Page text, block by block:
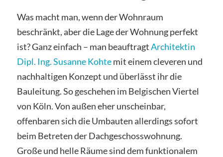
Was macht man, wenn der Wohnraum
beschränkt, aber die Lage der Wohnung perfekt
ist? Ganz einfach – man beauftragtArchitektin
Dipl. Ing. Susanne Kohtemit einem cleveren und
nachhaltigen Konzept und überlässt ihr die
Bauleitung. So geschehen im Belgischen Viertel
von Köln. Von außen eher unscheinbar,
offenbaren sich die Umbauten allerdings sofort
beim Betreten der Dachgeschosswohnung.
Große und helle Räume sind dem funktionalem